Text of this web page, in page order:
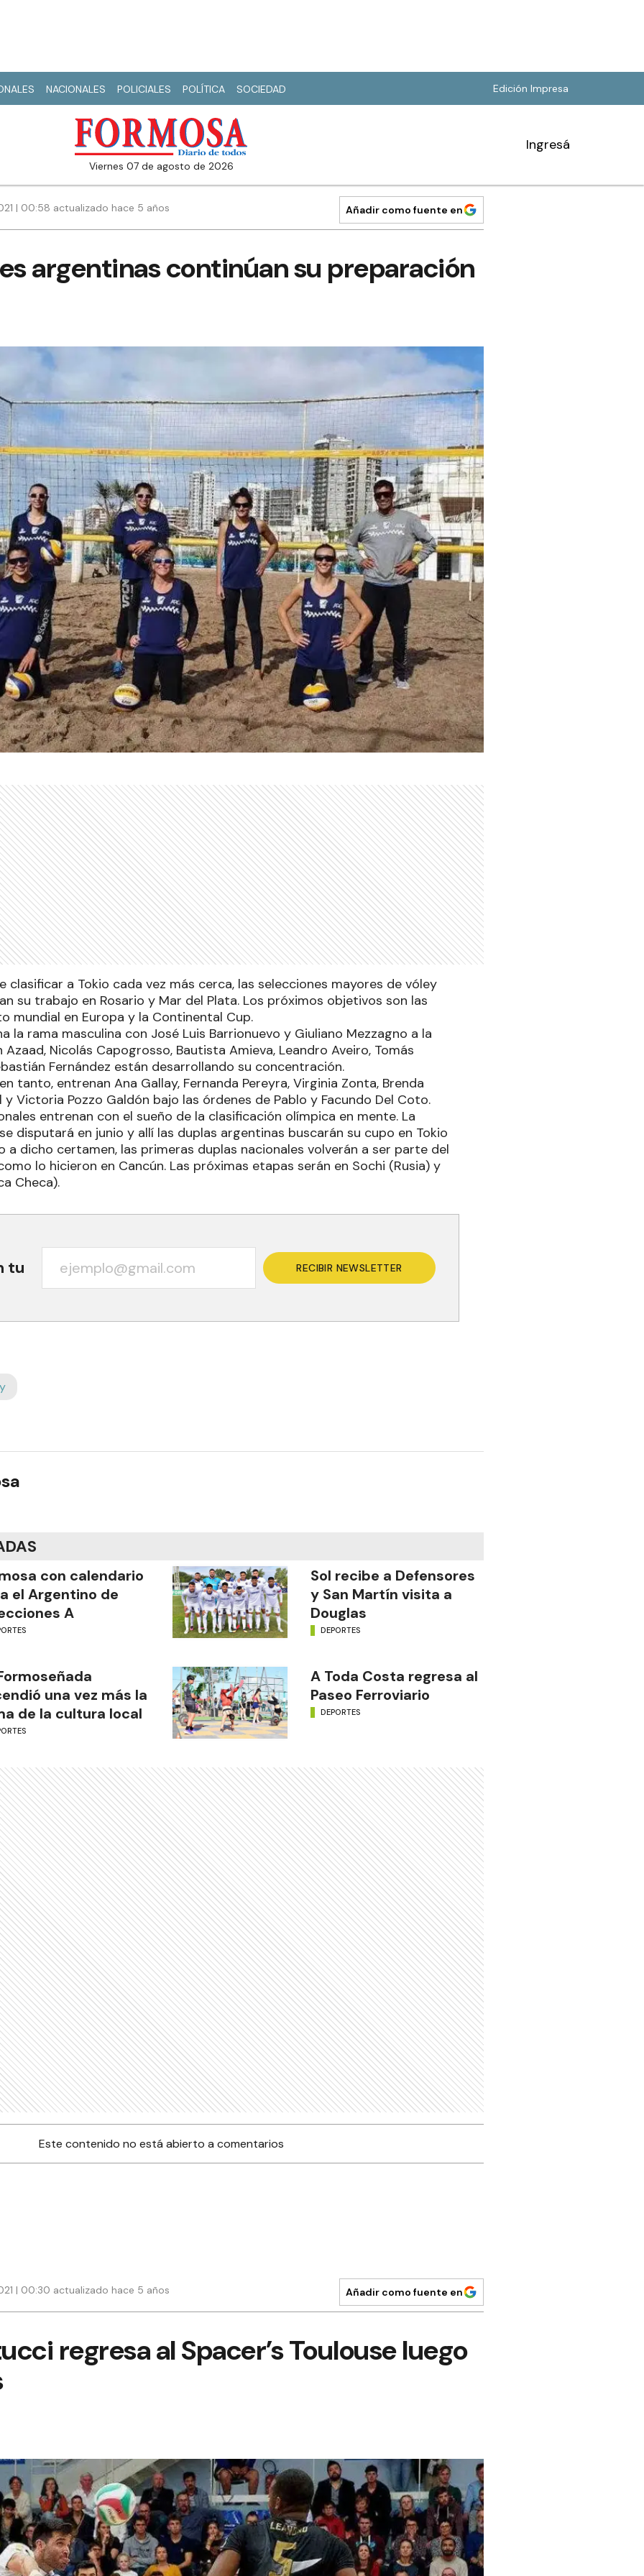
NACIONALES POLICIALES POLÍTICA SOCIEDAD Edición Impresa
viernes 07 de agosto de 2026
Ingresá
| 00:58 actualizado hace 5 años Añadir como fuente en
argentinas continúan su preparación
clasificar a Tokio cada vez más cerca, las selecciones mayores de vóley
su trabajo en Rosario y Mar del Plata. Los próximos objetivos son las
mundial en Europa y la Continental Cup.
la rama masculina con José Luis Barrionuevo y Giuliano Mezzagno a la
Azaad, Nicolás Capogrosso, Bautista Amieva, Leandro Aveiro, Tomás
Fernández están desarrollando su concentración.
tanto, entrenan Ana Gallay, Fernanda Pereyra, Virginia Zonta, Brenda
y Victoria Pozzo Galdón bajo las órdenes de Pablo y Facundo Del Coto.
entrenan con el sueño de la clasificación olímpica en mente. La
disputará en junio y allí las duplas argentinas buscarán su cupo en Tokio
a dicho certamen, las primeras duplas nacionales volverán a ser parte del
lo hicieron en Cancún. Las próximas etapas serán en Sochi (Rusia) y
Checa).
tu RECIBIR NEWSLETTER
con calendario
el Argentino de
A
Sol recibe a Defensores
y San Martín visita a
Douglas
DEPORTES
una vez más la
de la cultura local
A Toda Costa regresa al
Paseo Ferroviario
DEPORTES
Este contenido no está abierto a comentarios
| 00:30 actualizado hace 5 años Añadir como fuente en
regresa al Spacer’s Toulouse luego